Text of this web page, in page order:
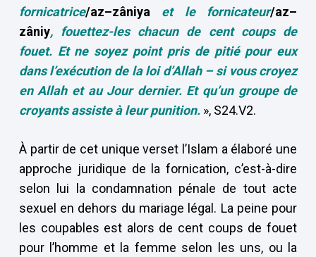
fornicatrice/az–zâniya et le fornicateur/az–
zâniy, fouettez-les chacun de cent coups de
fouet. Et ne soyez point pris de pitié pour eux
dans l’exécution de la loi d’Allah – si vous croyez
en Allah et au Jour dernier. Et qu’un groupe de
croyants assiste à leur punition.», S24.V2.
À partir de cet unique verset l’Islam a élaboré une
approche juridique de la fornication, c’est-à-dire
selon lui la condamnation pénale de tout acte
sexuel en dehors du mariage légal. La peine pour
les coupables est alors de cent coups de fouet
pour l’homme et la femme selon les uns, ou la